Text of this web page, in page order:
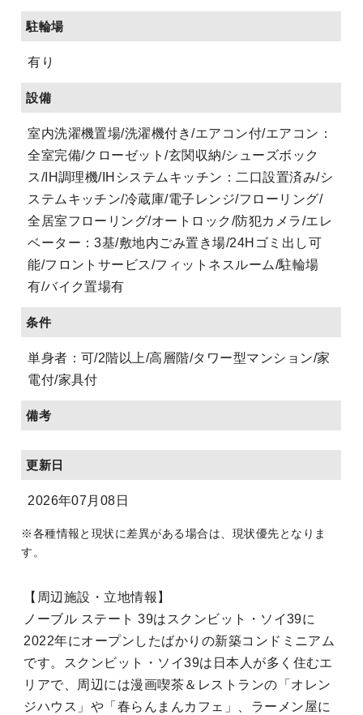
駐輪場
有り
設備
室内洗濯機置場/洗濯機付き/エアコン付/エアコン：
全室完備/クローゼット/玄関収納/シューズボック
ス/IH調理機/IHシステムキッチン：二口設置済み/シ
ステムキッチン/冷蔵庫/電子レンジ/フローリング/
全居室フローリング/オートロック/防犯カメラ/エレ
ベーター：3基/敷地内ごみ置き場/24Hゴミ出し可
能/フロントサービス/フィットネスルーム/駐輪場
有/バイク置場有
条件
単身者：可/2階以上/高層階/タワー型マンション/家
電付/家具付
備考
更新日
2026年07月08日
※各種情報と現状に差異がある場合は、現状優先となりま
す。
【周辺施設・立地情報】
ノーブル ステート 39はスクンビット・ソイ39に
2022年にオープンしたばかりの新築コンドミニアム
です。スクンビット・ソイ39は日本人が多く住むエ
リアで、周辺には漫画喫茶＆レストランの「オレン
ジハウス」や「春らんまんカフェ」、ラーメン屋に